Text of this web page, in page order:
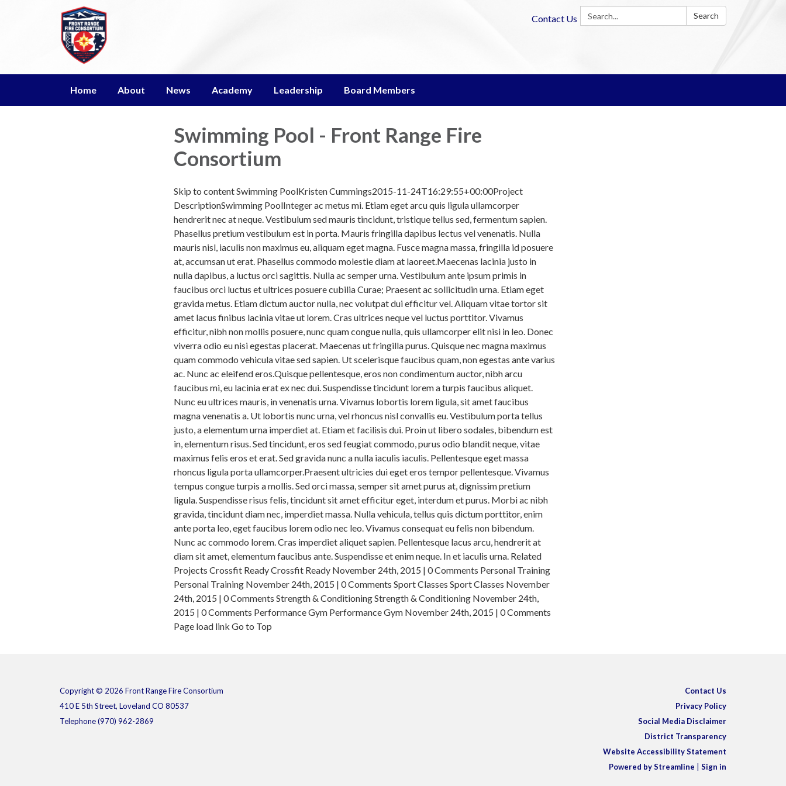
Search: Search
Contact Us
Home About News Academy Leadership Board Members
Swimming Pool - Front Range Fire
Consortium
Skip to content Swimming PoolKristen Cummings2015-11-24T16:29:55+00:00Project
DescriptionSwimming PoolInteger ac metus mi. Etiam eget arcu quis ligula ullamcorper
hendrerit nec at neque. Vestibulum sed mauris tincidunt, tristique tellus sed, fermentum sapien.
Phasellus pretium vestibulum est in porta. Mauris fringilla dapibus lectus vel venenatis. Nulla
mauris nisl, iaculis non maximus eu, aliquam eget magna. Fusce magna massa, fringilla id posuere
at, accumsan ut erat. Phasellus commodo molestie diam at laoreet.Maecenas lacinia justo in
nulla dapibus, a luctus orci sagittis. Nulla ac semper urna. Vestibulum ante ipsum primis in
faucibus orci luctus et ultrices posuere cubilia Curae; Praesent ac sollicitudin urna. Etiam eget
gravida metus. Etiam dictum auctor nulla, nec volutpat dui efficitur vel. Aliquam vitae tortor sit
amet lacus finibus lacinia vitae ut lorem. Cras ultrices neque vel luctus porttitor. Vivamus
efficitur, nibh non mollis posuere, nunc quam congue nulla, quis ullamcorper elit nisi in leo. Donec
viverra odio eu nisi egestas placerat. Maecenas ut fringilla purus. Quisque nec magna maximus
quam commodo vehicula vitae sed sapien. Ut scelerisque faucibus quam, non egestas ante varius
ac. Nunc ac eleifend eros.Quisque pellentesque, eros non condimentum auctor, nibh arcu
faucibus mi, eu lacinia erat ex nec dui. Suspendisse tincidunt lorem a turpis faucibus aliquet.
Nunc eu ultrices mauris, in venenatis urna. Vivamus lobortis lorem ligula, sit amet faucibus
magna venenatis a. Ut lobortis nunc urna, vel rhoncus nisl convallis eu. Vestibulum porta tellus
justo, a elementum urna imperdiet at. Etiam et facilisis dui. Proin ut libero sodales, bibendum est
in, elementum risus. Sed tincidunt, eros sed feugiat commodo, purus odio blandit neque, vitae
maximus felis eros et erat. Sed gravida nunc a nulla iaculis iaculis. Pellentesque eget massa
rhoncus ligula porta ullamcorper.Praesent ultricies dui eget eros tempor pellentesque. Vivamus
tempus congue turpis a mollis. Sed orci massa, semper sit amet purus at, dignissim pretium
ligula. Suspendisse risus felis, tincidunt sit amet efficitur eget, interdum et purus. Morbi ac nibh
gravida, tincidunt diam nec, imperdiet massa. Nulla vehicula, tellus quis dictum porttitor, enim
ante porta leo, eget faucibus lorem odio nec leo. Vivamus consequat eu felis non bibendum.
Nunc ac commodo lorem. Cras imperdiet aliquet sapien. Pellentesque lacus arcu, hendrerit at
diam sit amet, elementum faucibus ante. Suspendisse et enim neque. In et iaculis urna. Related
Projects Crossfit Ready Crossfit Ready November 24th, 2015 | 0 Comments Personal Training
Personal Training November 24th, 2015 | 0 Comments Sport Classes Sport Classes November
24th, 2015 | 0 Comments Strength & Conditioning Strength & Conditioning November 24th,
2015 | 0 Comments Performance Gym Performance Gym November 24th, 2015 | 0 Comments
Page load link Go to Top
Copyright © 2026 Front Range Fire Consortium
410 E 5th Street, Loveland CO 80537
Telephone(970) 962-2869
Contact Us
Privacy Policy
Social Media Disclaimer
District Transparency
Website Accessibility Statement
Powered by Streamline
Sign in